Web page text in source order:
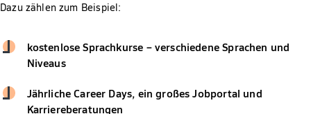
Dazu zählen zum Beispiel:
kostenlose Sprachkurse – verschiedene Sprachen und
Niveaus
Jährliche Career Days, ein großes Jobportal und
Karriereberatungen